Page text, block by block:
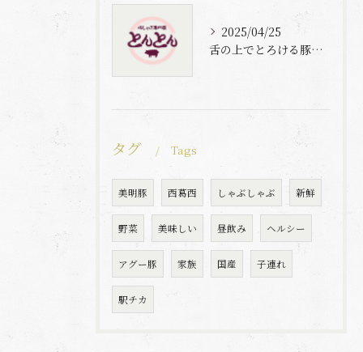
2025/04/25
舌の上でとろける豚肉と自家製梅出汁の魅力
タグ Tags
美明豚 西葛西 しゃぶしゃぶ 新鮮
野菜 美味しい 昼飲み ヘルシー
アグー豚 家族 国産 子連れ
駅チカ